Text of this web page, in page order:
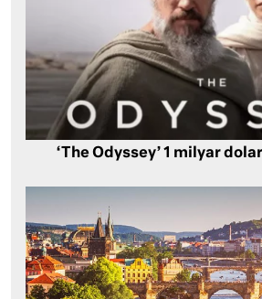
‘The Odyssey’ 1 milyar dolar